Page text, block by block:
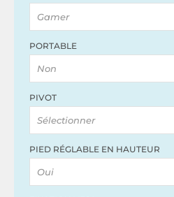
Gamer
PORTABLE
Non
PIVOT
Sélectionner
PIED RÉGLABLE EN HAUTEUR
Oui